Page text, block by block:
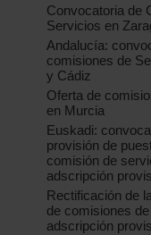
Convocatoria de
Servicios en
Andalucía:
comisiones de
y Cádiz
Oferta de
en Murcia
Euskadi:
provisión de
comisión de
adscripción
Rectificación de
de comisiones
adscripción